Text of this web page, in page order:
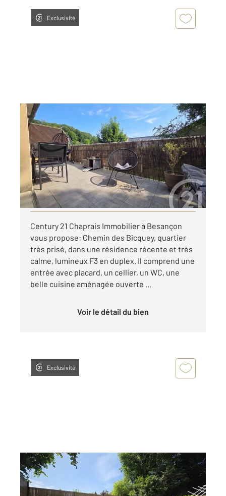
Exclusivité
BESANCON 25
73,25 m2, 3 pièces
Ref : 40115
Appartement F3 Duplex à louer
895 €
par mois charges comprises
Visiter le site dédié
Century 21 Chaprais Immobilier à Besançon
vous propose: Chemin des Bicquey, quartier
très prisé, dans une résidence récente et très
calme, lumineux F3 en duplex. Il comprend une
entrée avec placard, un cellier, un WC, une
belle cuisine aménagée ouverte ...
Voir le détail du bien
Exclusivité
BESANCON 25
55,24 m
Ref : 40098